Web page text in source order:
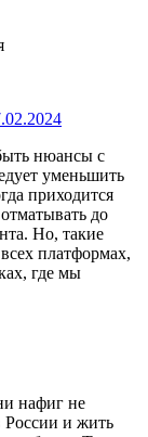
нюансы с
уменьшить
приходится
до
Но, такие
платформах,
где мы
нафиг не
и жить